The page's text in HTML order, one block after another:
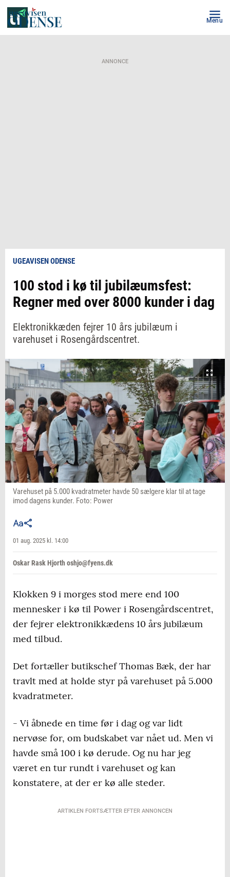
Menu
ANNONCE
UGEAVISEN ODENSE
100 stod i kø til jubilæumsfest:
Regner med over 8000 kunder i dag
Elektronikkæden fejrer 10 års jubilæum i
varehuset i Rosengårdscentret.
Varehuset på 5.000 kvadratmeter havde 50 sælgere klar til at tage
imod dagens kunder. Foto: Power
01 aug. 2025 kl. 14:00
Oskar Rask Hjorth oshjo@fyens.dk
Klokken 9 i morges stod mere end 100
mennesker i kø til Power i Rosengårdscentret,
der fejrer elektronikkædens 10 års jubilæum
med tilbud.
Det fortæller butikschef Thomas Bæk, der har
travlt med at holde styr på varehuset på 5.000
kvadratmeter.
- Vi åbnede en time før i dag og var lidt
nervøse for, om budskabet var nået ud. Men vi
havde små 100 i kø derude. Og nu har jeg
været en tur rundt i varehuset og kan
konstatere, at der er kø alle steder.
ARTIKLEN FORTSÆTTER EFTER ANNONCEN